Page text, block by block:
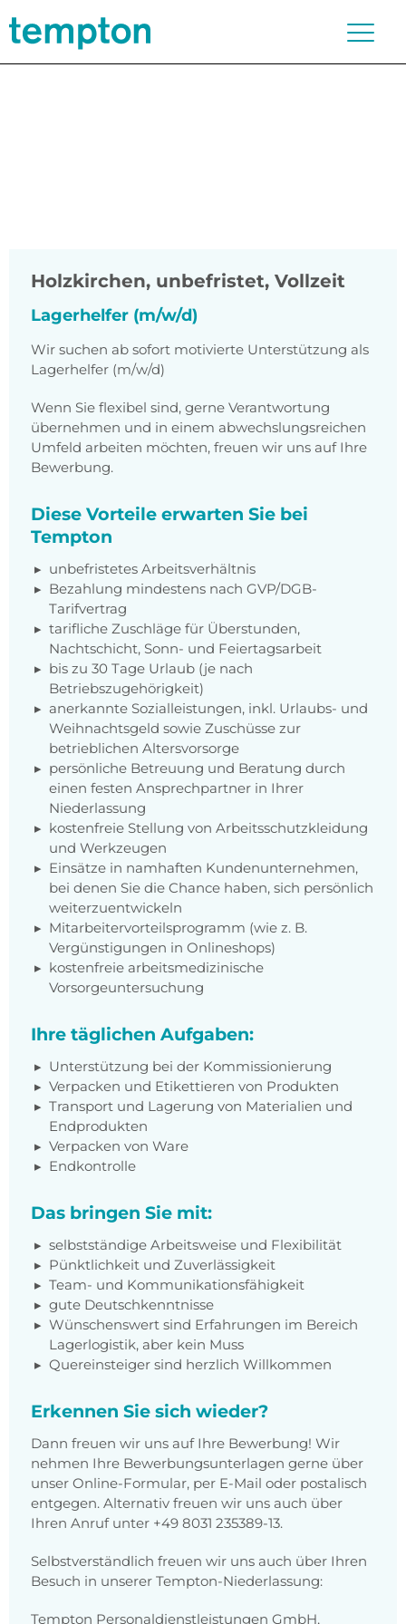
Holzkirchen, unbefristet, Vollzeit
Lagerhelfer (m/w/d)
Wir suchen ab sofort motivierte Unterstützung als
Lagerhelfer (m/w/d)
Wenn Sie flexibel sind, gerne Verantwortung
übernehmen und in einem abwechslungsreichen
Umfeld arbeiten möchten, freuen wir uns auf Ihre
Bewerbung.
Diese Vorteile erwarten Sie bei
Tempton
unbefristetes Arbeitsverhältnis
Bezahlung mindestens nach GVP/DGB-
Tarifvertrag
tarifliche Zuschläge für Überstunden,
Nachtschicht, Sonn- und Feiertagsarbeit
bis zu 30 Tage Urlaub (je nach
Betriebszugehörigkeit)
anerkannte Sozialleistungen, inkl. Urlaubs- und
Weihnachtsgeld sowie Zuschüsse zur
betrieblichen Altersvorsorge
persönliche Betreuung und Beratung durch
einen festen Ansprechpartner in Ihrer
Niederlassung
kostenfreie Stellung von Arbeitsschutzkleidung
und Werkzeugen
Einsätze in namhaften Kundenunternehmen,
bei denen Sie die Chance haben, sich persönlich
weiterzuentwickeln
Mitarbeitervorteilsprogramm (wie z. B.
Vergünstigungen in Onlineshops)
kostenfreie arbeitsmedizinische
Vorsorgeuntersuchung
Ihre täglichen Aufgaben:
Unterstützung bei der Kommissionierung
Verpacken und Etikettieren von Produkten
Transport und Lagerung von Materialien und
Endprodukten
Verpacken von Ware
Endkontrolle
Das bringen Sie mit:
selbstständige Arbeitsweise und Flexibilität
Pünktlichkeit und Zuverlässigkeit
Team- und Kommunikationsfähigkeit
gute Deutschkenntnisse
Wünschenswert sind Erfahrungen im Bereich
Lagerlogistik, aber kein Muss
Quereinsteiger sind herzlich Willkommen
Erkennen Sie sich wieder?
Dann freuen wir uns auf Ihre Bewerbung! Wir
nehmen Ihre Bewerbungsunterlagen gerne über
unser Online-Formular, per E-Mail oder postalisch
entgegen. Alternativ freuen wir uns auch über
Ihren Anruf unter +49 8031 235389-13.
Selbstverständlich freuen wir uns auch über Ihren
Besuch in unserer Tempton-Niederlassung:
Tempton Personaldienstleistungen GmbH,